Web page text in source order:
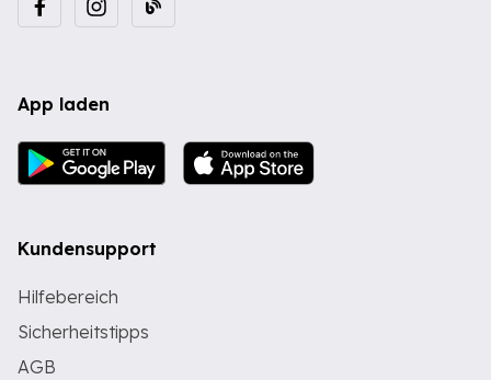
App laden
Kundensupport
Hilfebereich
Sicherheitstipps
AGB